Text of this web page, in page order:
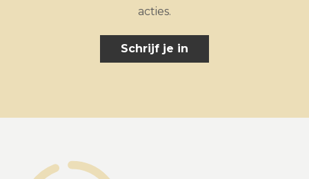
acties.
Schrijf je in